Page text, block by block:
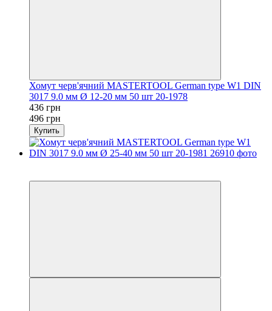
Хомут черв'ячний MASTERTOOL German type W1 DIN
3017 9.0 мм Ø 12-20 мм 50 шт 20-1978
436 грн
496 грн
Купить